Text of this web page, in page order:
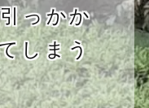
っかか
しまう